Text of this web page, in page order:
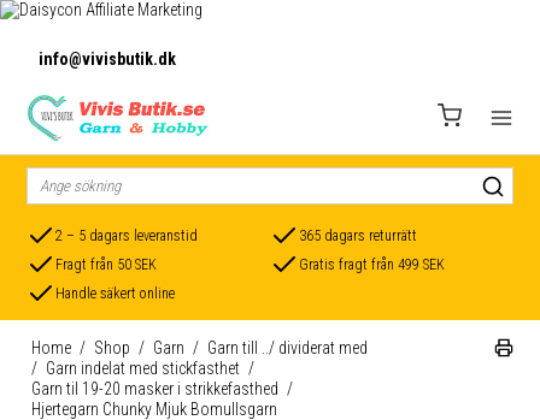
info@vivisbutik.dk
2 – 5 dagars leveranstid
365 dagars returrätt
Fragt från 50 SEK
Gratis fragt från 499 SEK
Handle säkert online
Home / Shop / Garn / Garn till ../ dividerat med
/ Garn indelat med stickfasthet /
Garn til 19-20 masker i strikkefasthed /
Hjertegarn Chunky Mjuk Bomullsgarn